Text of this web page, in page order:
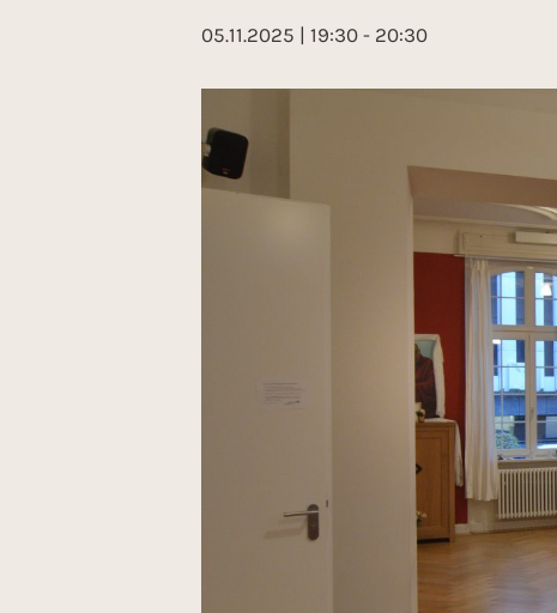
05.11.2025 | 19:30 - 20:30